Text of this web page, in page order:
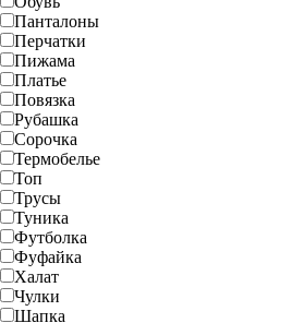
Панталоны
Перчатки
Пижама
Платье
Повязка
Рубашка
Сорочка
Термобелье
Топ
Трусы
Туника
Футболка
Фуфайка
Халат
Чулки
Шапка